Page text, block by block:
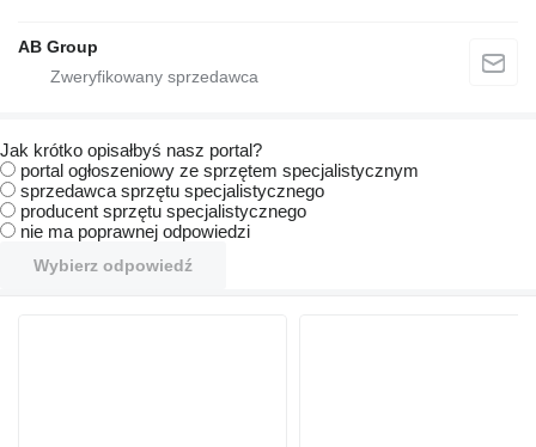
AB Group
Jak krótko opisałbyś nasz portal?
portal ogłoszeniowy ze sprzętem specjalistycznym
sprzedawca sprzętu specjalistycznego
producent sprzętu specjalistycznego
nie ma poprawnej odpowiedzi
Wybierz odpowiedź